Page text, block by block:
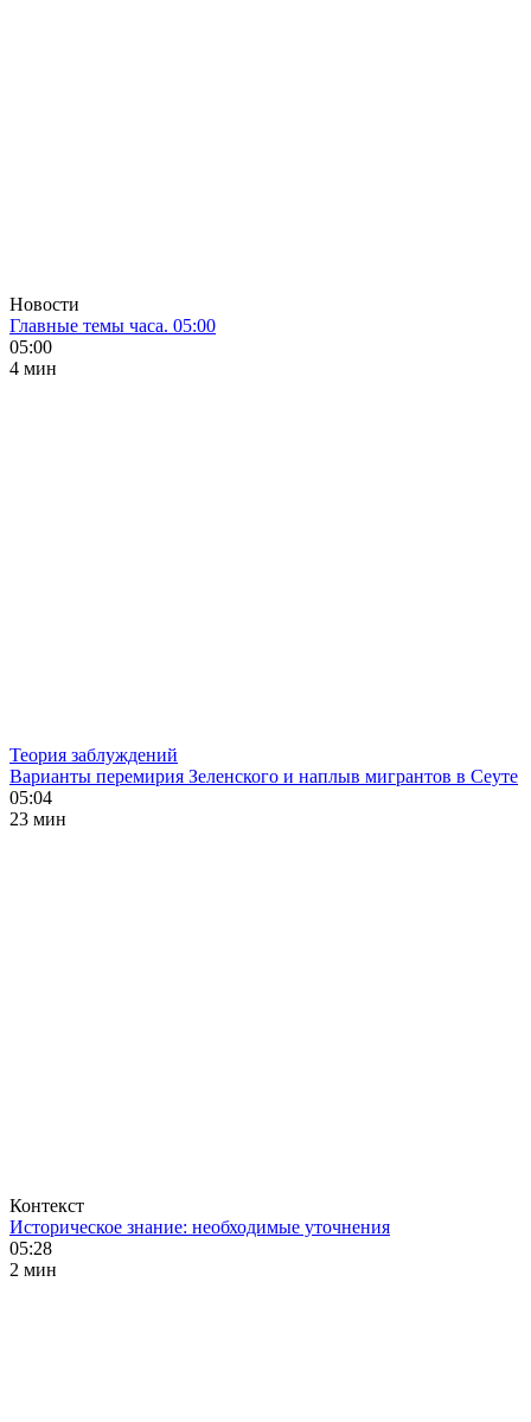
Новости
Главные темы часа. 05:00
05:00
4 мин
Теория заблуждений
Варианты перемирия Зеленского и наплыв мигрантов в Сеуте
05:04
23 мин
Контекст
Историческое знание: необходимые уточнения
05:28
2 мин